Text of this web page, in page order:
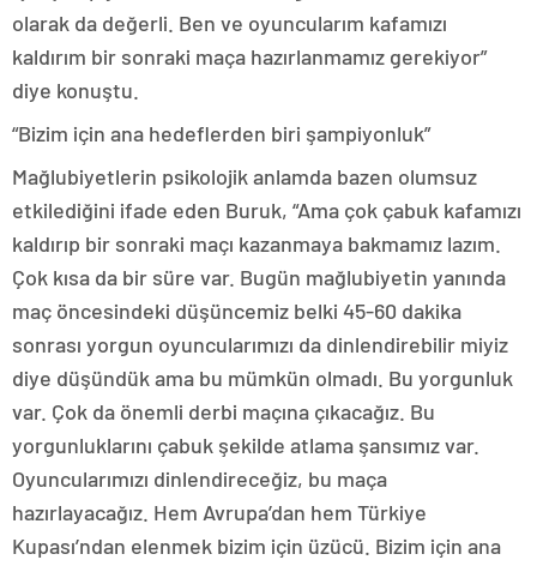
olarak da değerli. Ben ve oyuncularım kafamızı
kaldırım bir sonraki maça hazırlanmamız gerekiyor”
diye konuştu.
“Bizim için ana hedeflerden biri şampiyonluk”
Mağlubiyetlerin psikolojik anlamda bazen olumsuz
etkilediğini ifade eden Buruk, “Ama çok çabuk kafamızı
kaldırıp bir sonraki maçı kazanmaya bakmamız lazım.
Çok kısa da bir süre var. Bugün mağlubiyetin yanında
maç öncesindeki düşüncemiz belki 45-60 dakika
sonrası yorgun oyuncularımızı da dinlendirebilir miyiz
diye düşündük ama bu mümkün olmadı. Bu yorgunluk
var. Çok da önemli derbi maçına çıkacağız. Bu
yorgunluklarını çabuk şekilde atlama şansımız var.
Oyuncularımızı dinlendireceğiz, bu maça
hazırlayacağız. Hem Avrupa’dan hem Türkiye
Kupası’ndan elenmek bizim için üzücü. Bizim için ana